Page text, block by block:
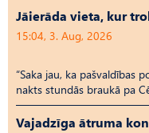
Jāierāda vieta, kur
15:04, 3. Aug, 2026
“Saka jau, ka pašvaldības
nakts stundās braukā pa
Vajadzīga ātruma